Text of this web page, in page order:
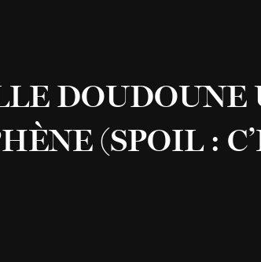
DOUDOUNE
(SPOIL :